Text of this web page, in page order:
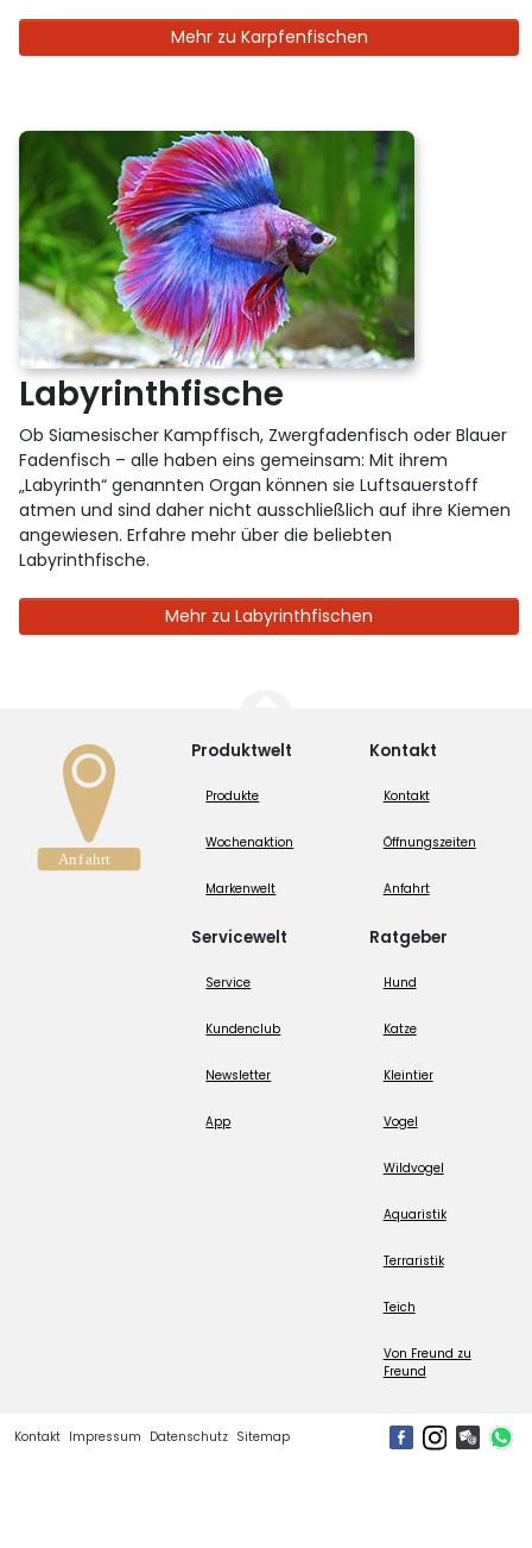
Mehr zu Karpfenfischen
Labyrinthfische
Ob Siamesischer Kampffisch, Zwergfadenfisch oder Blauer
Fadenfisch – alle haben eins gemeinsam: Mit ihrem
„Labyrinth“ genannten Organ können sie Luftsauerstoff
atmen und sind daher nicht ausschließlich auf ihre Kiemen
angewiesen. Erfahre mehr über die beliebten
Labyrinthfische.
Mehr zu Labyrinthfischen
Produktwelt
Produkte
Wochenaktion
Markenwelt
Servicewelt
Service
Kundenclub
Newsletter
App
Kontakt
Kontakt
Öffnungszeiten
Anfahrt
Ratgeber
Hund
Katze
Kleintier
Vogel
Wildvogel
Aquaristik
Terraristik
Teich
Von Freund zu
Freund
Kontakt Impressum Datenschutz Sitemap